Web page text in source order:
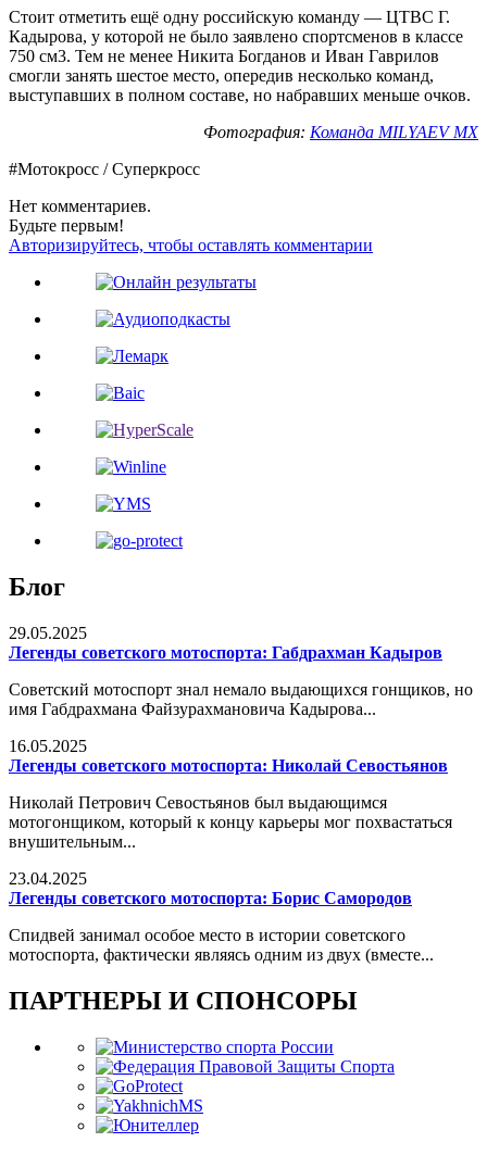
Стоит отметить ещё одну российскую команду — ЦТВС Г.
Кадырова, у которой не было заявлено спортсменов в классе
750 см3. Тем не менее Никита Богданов и Иван Гаврилов
смогли занять шестое место, опередив несколько команд,
выступавших в полном составе, но набравших меньше очков.
Фотография: Команда MILYAEV MX
#Мотокросс / Суперкросс
Нет комментариев.
Будьте первым!
Авторизируйтесь, чтобы оставлять комментарии
Блог
29.05.2025
Легенды советского мотоспорта: Габдрахман Кадыров
Советский мотоспорт знал немало выдающихся гонщиков, но
имя Габдрахмана Файзурахмановича Кадырова...
16.05.2025
Легенды советского мотоспорта: Николай Севостьянов
Николай Петрович Севостьянов был выдающимся
мотогонщиком, который к концу карьеры мог похвастаться
внушительным...
23.04.2025
Легенды советского мотоспорта: Борис Самородов
Спидвей занимал особое место в истории советского
мотоспорта, фактически являясь одним из двух (вместе...
ПАРТНЕРЫ И СПОНСОРЫ